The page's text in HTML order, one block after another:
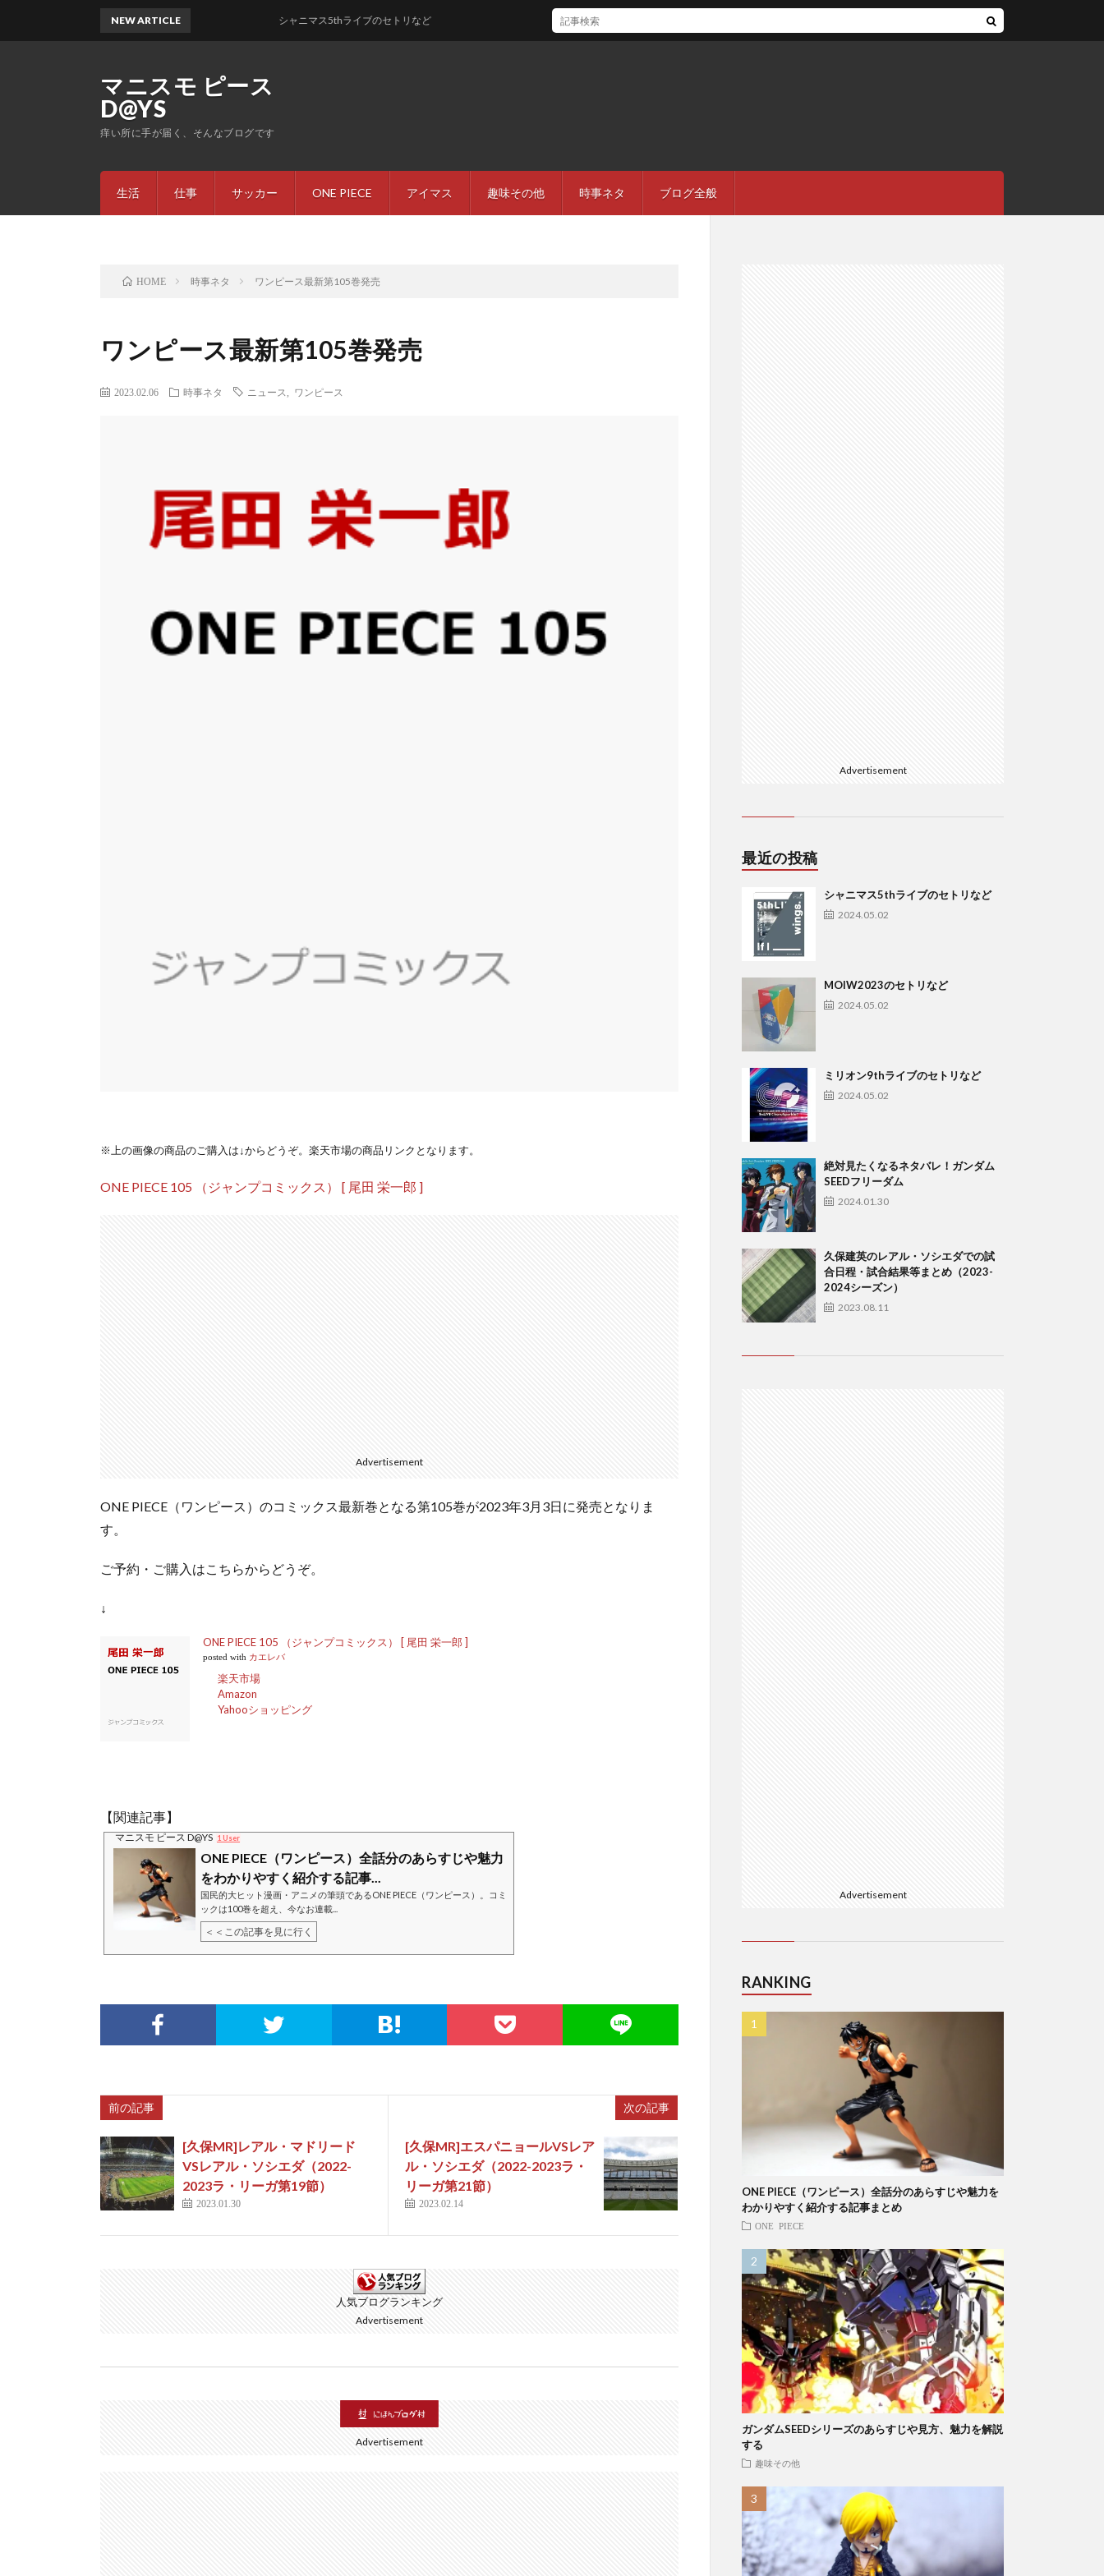
マニスモ ピース
D@YS
痒い所に手が届く、そんなブログです
生活 仕事 サッカー ONE PIECE アイマス 趣味その他 時事ネタ ブログ全般
NEW ARTICLE シャニマス5thライブのセトリなど
HOME 時事ネタ ワンピース最新第105巻発売
ワンピース最新第105巻発売
2023.02.06 時事ネタ ニュース ワンピース
※上の画像の商品のご購入は↓からどうぞ。楽天市場の商品リンクとなります。
ONE PIECE 105 （ジャンプコミックス） [ 尾田 栄一郎 ]
Advertisement
ONE PIECE（ワンピース）のコミックス最新巻となる第105巻が2023年3月3日に発売となりま
す。
ご予約・ご購入はこちらからどうぞ。
↓
ONE PIECE 105 （ジャンプコミックス） [ 尾田 栄一郎 ]
posted with カエレバ
楽天市場
Amazon
Yahooショッピング
【関連記事】
マニスモ ピース D@YS 1 User
ONE PIECE（ワンピース）全話分のあらすじや魅力
をわかりやすく紹介する記事...
国民的大ヒット漫画・アニメの筆頭であるONE PIECE（ワンピース）。コミ
ックは100巻を超え、今なお連載...
＜＜この記事を見に行く
前の記事
[久保MR]レアル・マドリード
VSレアル・ソシエダ（2022-
2023ラ・リーガ第19節）
2023.01.30
次の記事
[久保MR]エスパニョールVSレア
ル・ソシエダ（2022-2023ラ・
リーガ第21節）
2023.02.14
人気ブログランキング
Advertisement
Advertisement
Advertisement
最近の投稿
シャニマス5thライブのセトリなど
2024.05.02
MOIW2023のセトリなど
2024.05.02
ミリオン9thライブのセトリなど
2024.05.02
絶対見たくなるネタバレ！ガンダム
SEEDフリーダム
2024.01.30
久保建英のレアル・ソシエダでの試
合日程・試合結果等まとめ（2023-
2024シーズン）
2023.08.11
Advertisement
RANKING
ONE PIECE（ワンピース）全話分のあらすじや魅力を
わかりやすく紹介する記事まとめ
ONE PIECE
ガンダムSEEDシリーズのあらすじや見方、魅力を解説
する
趣味その他